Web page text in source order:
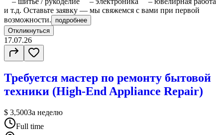
и т.д. Оставьте заявку — мы свяжемся с вами при первой
возможности.
подробнее
Откликнуться
17.07.26
Требуется мастер по ремонту бытовой
техники (High-End Appliance Repair)
$ 3,500За неделю
Full time